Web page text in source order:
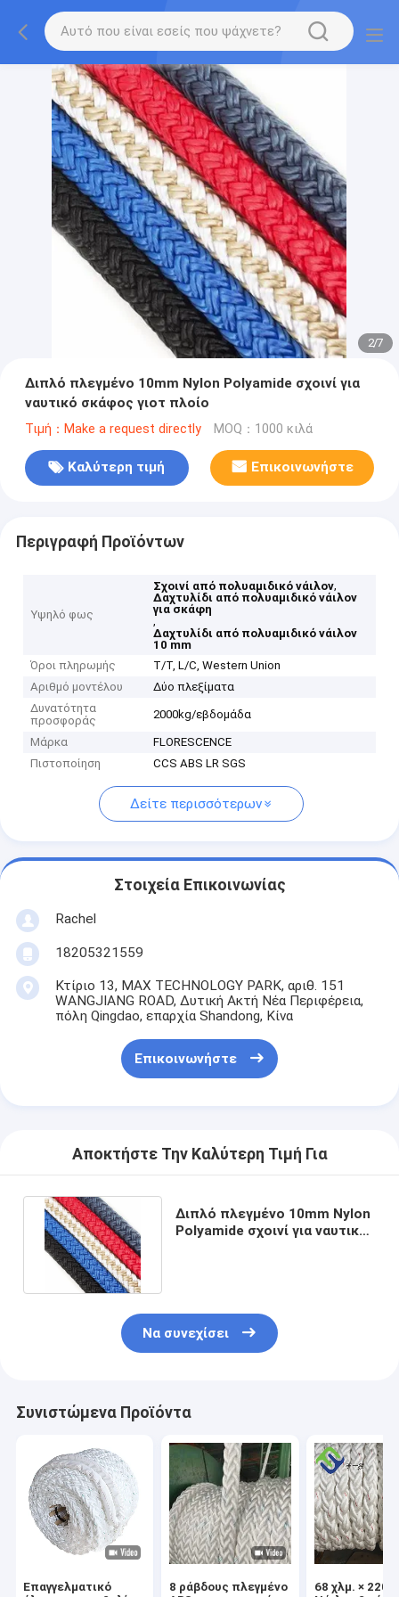
2/7
Διπλό πλεγμένο 10mm Nylon Polyamide σχοινί για
ναυτικό σκάφος γιοτ πλοίο
Τιμή：Make a request directly MOQ：1000 κιλά
Καλύτερη τιμή Επικοινωνήστε
Περιγραφή Προϊόντων
Υψηλό φως
Σχοινί από πολυαμιδικό νάιλον,
Δαχτυλίδι από πολυαμιδικό νάιλον
για σκάφη
,
Δαχτυλίδι από πολυαμιδικό νάιλον
10 mm
Όροι πληρωμής
T/T, L/C, Western Union
Αριθμό μοντέλου
Δύο πλεξίματα
Δυνατότητα
προσφοράς
2000kg/εβδομάδα
Μάρκα
FLORESCENCE
Πιστοποίηση
CCS ABS LR SGS
Δείτε περισσότερων
Στοιχεία Επικοινωνίας
Rachel
18205321559
Κτίριο 13, MAX TECHNOLOGY PARK, αριθ. 151
WANGJIANG ROAD, Δυτική Ακτή Νέα Περιφέρεια,
πόλη Qingdao, επαρχία Shandong, Κίνα
Επικοινωνήστε
Αποκτήστε Την Καλύτερη Τιμή Για
Διπλό πλεγμένο 10mm Nylon
Polyamide σχοινί για ναυτικό
Να συνεχίσει
Συνιστώμενα Προϊόντα
Επαγγελματικό
8 ράβδους πλεγμένο
68 χλμ. × 220